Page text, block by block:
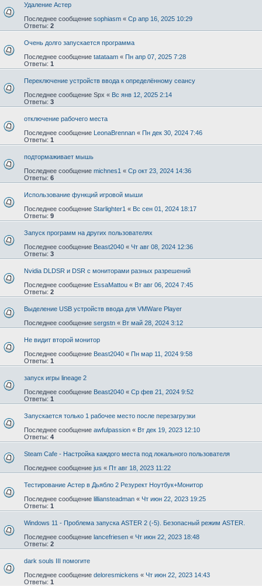
Удаление Астер
Последнее сообщение sophiasm « Ср апр 16, 2025 10:29
Ответы: 2
Очень долго запускается программа
Последнее сообщение tatataam « Пн апр 07, 2025 7:28
Ответы: 1
Переключение устройств ввода к определённому сеансу
Последнее сообщение Spx « Вс янв 12, 2025 2:14
Ответы: 3
отключение рабочего места
Последнее сообщение LeonaBrennan « Пн дек 30, 2024 7:46
Ответы: 1
подтормаживает мышь
Последнее сообщение michnes1 « Ср окт 23, 2024 14:36
Ответы: 6
Использование функций игровой мыши
Последнее сообщение Starlighter1 « Вс сен 01, 2024 18:17
Ответы: 9
Запуск программ на других пользователях
Последнее сообщение Beast2040 « Чт авг 08, 2024 12:36
Ответы: 3
Nvidia DLDSR и DSR с мониторами разных разрешений
Последнее сообщение EssaMattou « Вт авг 06, 2024 7:45
Ответы: 2
Выделение USB устройств ввода для VMWare Player
Последнее сообщение sergstn « Вт май 28, 2024 3:12
Не видит второй монитор
Последнее сообщение Beast2040 « Пн мар 11, 2024 9:58
Ответы: 1
запуск игры lineage 2
Последнее сообщение Beast2040 « Ср фев 21, 2024 9:52
Ответы: 1
Запускается только 1 рабочее место после перезагрузки
Последнее сообщение awfulpassion « Вт дек 19, 2023 12:10
Ответы: 4
Steam Cafe - Настройка каждого места под локального пользователя
Последнее сообщение jus « Пт авг 18, 2023 11:22
Тестирование Астер в Дьябло 2 Резурект Ноутбук+Монитор
Последнее сообщение lilliansteadman « Чт июн 22, 2023 19:25
Ответы: 1
Windows 11 - Проблема запуска ASTER 2 (-5). Безопасный режим ASTER.
Последнее сообщение lancefriesen « Чт июн 22, 2023 18:48
Ответы: 2
dark souls III помогите
Последнее сообщение deloresmickens « Чт июн 22, 2023 14:43
Ответы: 1